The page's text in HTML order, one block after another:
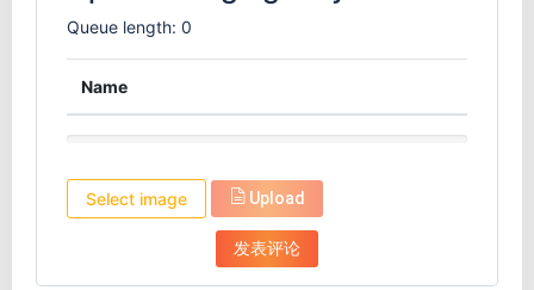
Queue length: 0
Name
Select image Upload